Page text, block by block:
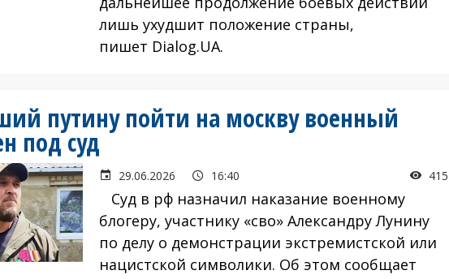
лишь ухудшит положение страны,
пишет Dialog.UA.
путину пойти на москву военный
под суд
29.06.2026 16:40 415
Суд в рф назначил наказание военному
блогеру, участнику «сво» Александру Лунину
по делу о демонстрации экстремистской или
нацистской символики. Об этом сообщает